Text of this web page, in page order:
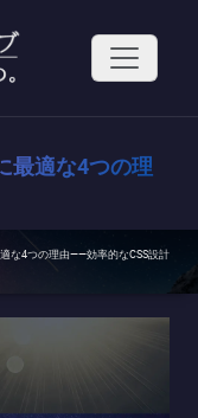
最適な4つの理
な4つの理由——効率的なCSS設計